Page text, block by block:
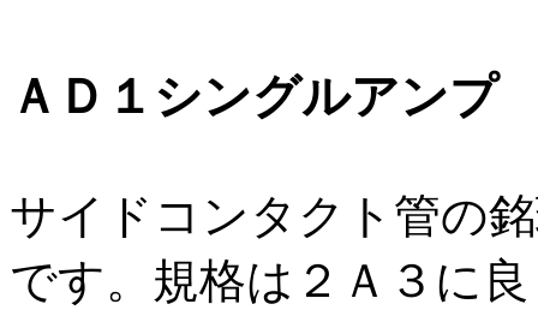
ＡＤ１シングルアンプ
サイドコンタクト管の
です。規格は２Ａ３に